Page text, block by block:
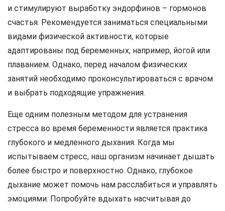
и стимулируют выработку эндорфинов – гормонов
счастья. Рекомендуется заниматься специальными
видами физической активности, которые
адаптированы под беременных, например, йогой или
плаванием. Однако, перед началом физических
занятий необходимо проконсультироваться с врачом
и выбрать подходящие упражнения.
Еще одним полезным методом для устранения
стресса во время беременности является практика
глубокого и медленного дыхания. Когда мы
испытываем стресс, наш организм начинает дышать
более быстро и поверхностно. Однако, глубокое
дыхание может помочь нам расслабиться и управлять
эмоциями. Попробуйте вдыхать насчитывая до